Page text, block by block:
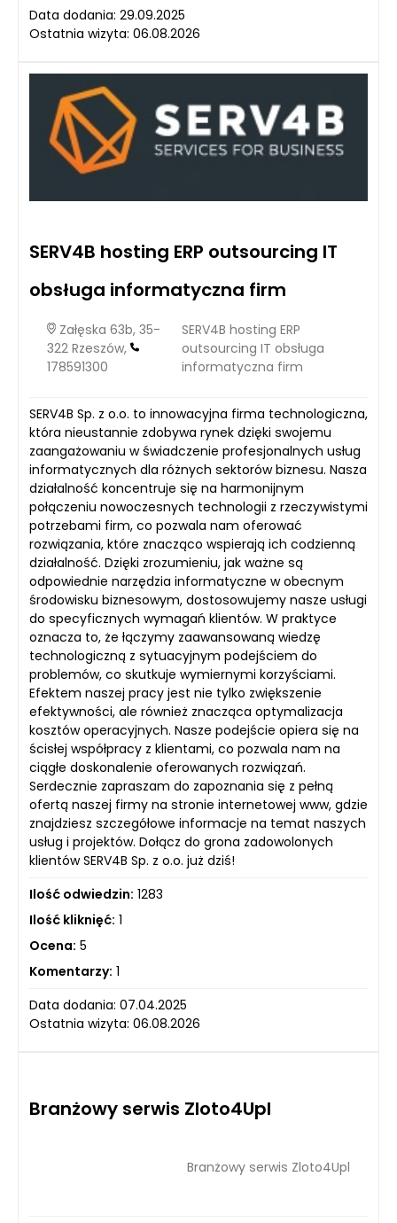
Data dodania: 29.09.2025
Ostatnia wizyta: 06.08.2026
SERV4B hosting ERP outsourcing IT
obsługa informatyczna firm
Załęska 63b, 35-
322 Rzeszów,
178591300
SERV4B hosting ERP
outsourcing IT obsługa
informatyczna firm
SERV4B Sp. z o.o. to innowacyjna firma technologiczna,
która nieustannie zdobywa rynek dzięki swojemu
zaangażowaniu w świadczenie profesjonalnych usług
informatycznych dla różnych sektorów biznesu. Nasza
działalność koncentruje się na harmonijnym
połączeniu nowoczesnych technologii z rzeczywistymi
potrzebami firm, co pozwala nam oferować
rozwiązania, które znacząco wspierają ich codzienną
działalność. Dzięki zrozumieniu, jak ważne są
odpowiednie narzędzia informatyczne w obecnym
środowisku biznesowym, dostosowujemy nasze usługi
do specyficznych wymagań klientów. W praktyce
oznacza to, że łączymy zaawansowaną wiedzę
technologiczną z sytuacyjnym podejściem do
problemów, co skutkuje wymiernymi korzyściami.
Efektem naszej pracy jest nie tylko zwiększenie
efektywności, ale również znacząca optymalizacja
kosztów operacyjnych. Nasze podejście opiera się na
ścisłej współpracy z klientami, co pozwala nam na
ciągłe doskonalenie oferowanych rozwiązań.
Serdecznie zapraszam do zapoznania się z pełną
ofertą naszej firmy na stronie internetowej www, gdzie
znajdziesz szczegółowe informacje na temat naszych
usług i projektów. Dołącz do grona zadowolonych
klientów SERV4B Sp. z o.o. już dziś!
Ilość odwiedzin: 1283
Ilość kliknięć: 1
Ocena: 5
Komentarzy: 1
Data dodania: 07.04.2025
Ostatnia wizyta: 06.08.2026
Branżowy serwis Zloto4Upl
Branżowy serwis Zloto4Upl